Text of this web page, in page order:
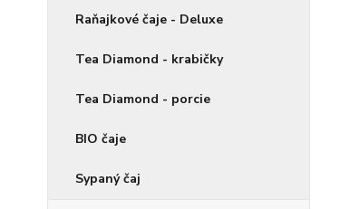
Raňajkové čaje - Deluxe
Tea Diamond - krabičky
Tea Diamond - porcie
BIO čaje
Sypaný čaj